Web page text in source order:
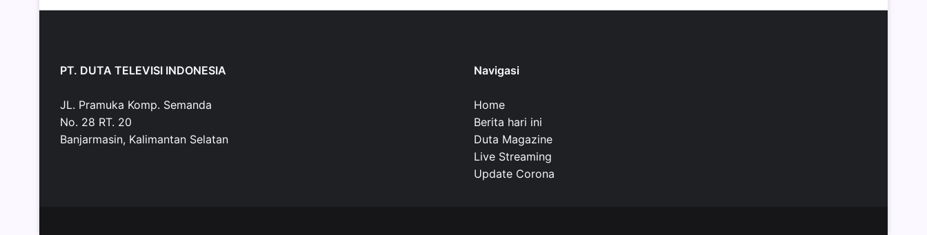
PT. DUTA TELEVISI INDONESIA
JL. Pramuka Komp. Semanda
No. 28 RT. 20
Banjarmasin, Kalimantan Selatan
Navigasi
Home
Berita hari ini
Duta Magazine
Live Streaming
Update Corona